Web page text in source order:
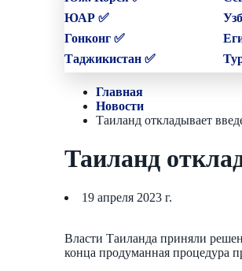
ЮАР ✅
Гонконг ✅
Таджикистан ✅
Главная
Новости
Таиланд откладывает
Таиланд
19 апреля 2023 г.
Власти Таиланда приняли
конца продуманная процедура